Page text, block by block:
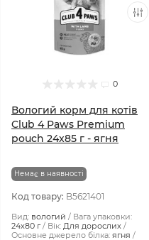
0
Вологий корм для котів
Club 4 Paws Premium
pouch 24x85 г - ягня
Немає в наявності
Код товару: B5621401
Вид: вологий
Вага упаковки:
24x80 г
Вік: Для дорослих
Основне джерело білка: ягня